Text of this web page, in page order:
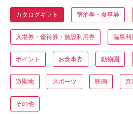
カタログギフト 宿泊券・食事券
入場券・優待券・施設利用券 温泉利
ポイント お食事券 動物園
遊園地 スポーツ 映画 音
その他